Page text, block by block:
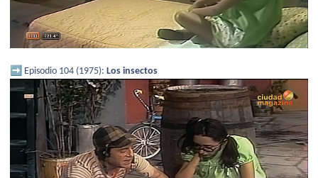
➡️ Episodio 104 (1975): Los insectos